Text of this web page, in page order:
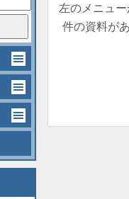
左のメニュ
件の資料が